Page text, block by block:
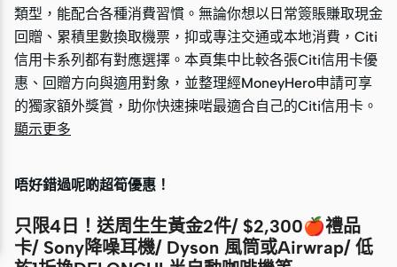
類型，能配合各種消費習慣。無論你想以日常簽賬賺取現金
回贈、累積里數換取機票，抑或專注交通或本地消費，Citi
信用卡系列都有對應選擇。本頁集中比較各張Citi信用卡優
惠、回贈方向與適用對象，並整理經MoneyHero申請可享
的獨家額外獎賞，助你快速揀啱最適合自己的Citi信用卡。
類型，能配合各種消費習慣。無論你想以日常簽賬賺取現金
回贈、累積里數換取機票，抑或專注交通或本地消費，Citi
信用卡系列都有對應選擇。本頁集中比較各張Citi信用卡優
惠、回贈方向與適用對象，並整理經MoneyHero申請可享
的獨家額外獎賞，助你快速揀啱最適合自己的Citi信用卡。
顯示更多
唔好錯過呢啲超筍優惠！
只限4日！送周生生黃金2件/ $2,300🍎禮品
卡/ Sony降噪耳機/ Dyson 風筒或Airwrap/ 低